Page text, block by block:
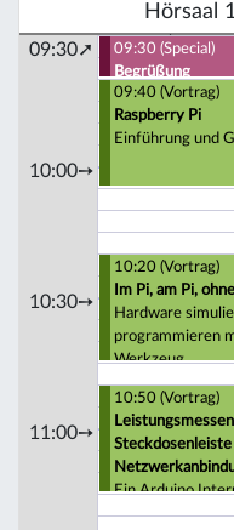
09:30➚
10:00➙
10:30➙
11:00➙
Hörsaal
09:30 (Special)
Begrüßung
09:40 (Vortrag)
Raspberry Pi
Einführung und
10:20 (Vortrag)
Im Pi, am Pi,
Hardware
programmieren
Werkzeug
10:50 (Vortrag)
Ein Arduino
Projekt